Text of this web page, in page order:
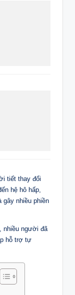
tiết thay đổi
hệ hô hấp,
gây nhiều phiền
nhiều người đã
hỗ trợ tự